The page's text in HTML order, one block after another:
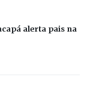
alerta pais na